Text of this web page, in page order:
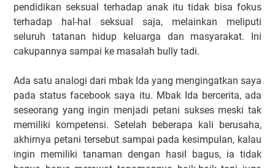
pendidikan seksual terhadap anak itu tidak bisa fokus
terhadap hal-hal seksual saja, melainkan meliputi
seluruh tatanan hidup keluarga dan masyarakat. Ini
cakupannya sampai ke masalah bully tadi.
Ada satu analogi dari mbak Ida yang mengingatkan saya
pada status facebook saya itu. Mbak Ida bercerita, ada
seseorang yang ingin menjadi petani sukses meski tak
memiliki kompetensi. Setelah beberapa kali berusaha,
akhirnya petani tersebut sampai pada kesimpulan, kalau
ingin memiliki tanaman dengan hasil bagus, ia tidak